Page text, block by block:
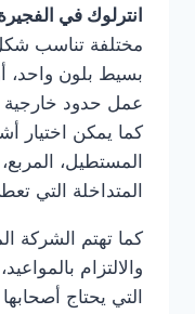
انترلوك في
مختلفة تناسب
بسيط بلون واحد،
عمل حدود خارجية
كما يمكن اختيار
المستطيل،
المتداخلة التي
كما تهتم الشركة
والالتزام
التي يحتاج